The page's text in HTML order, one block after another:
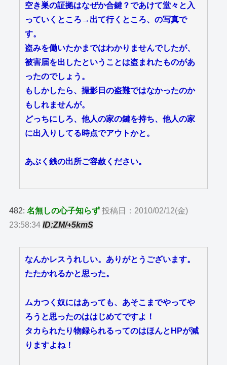
空き巣の証拠はなぜか合鍵？であけて堂々と入
っていくところ→出て行くところ、の写真で
す。
盗みを働いたかまではわかりませんでしたが、
被害届を出したということは盗まれたものがあ
ったのでしょう。
もしかしたら、撮影日の盗難ではなかったのか
もしれませんが。
どっちにしろ、他人の家の鍵を持ち、他人の家
に出入りしてる時点でアウトかと。
あぶく銭の出所ご容赦ください。
482:名無しの心子知らず 投稿日：2010/02/12(金)
23:58:34ID:ZM/+5kmS
なんかレスうれしい。ありがとうございます。
たたかれるかと思った。
ムカつく奴にはあっても、あそこまでやってや
ろうと思ったのははじめてですよ！
タカられたり物録られるってのはほんとHPが減
りますよね！